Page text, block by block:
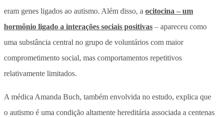
eram genes ligados ao autismo. Além disso, a ocitocina – um
hormônio ligado a interações sociais positivas – apareceu como
uma substância central no grupo de voluntários com maior
comprometimento social, mas comportamentos repetitivos
relativamente limitados.
A médica Amanda Buch, também envolvida no estudo, explica que
o autismo é uma condição altamente hereditária associada a centenas